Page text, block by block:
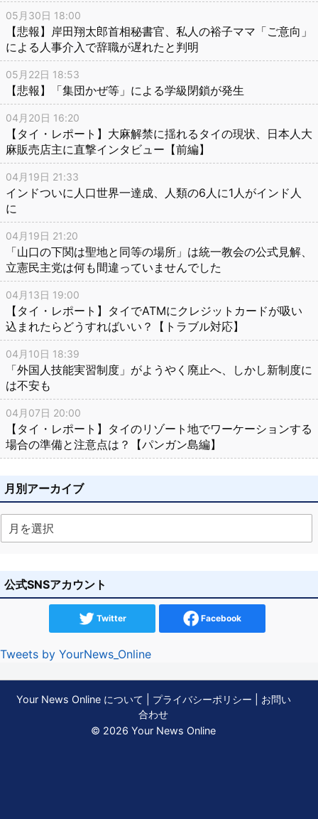
05月30日 18:00
【悲報】岸田翔太郎首相秘書官、私人の裕子ママ「ご意向」
による人事介入で辞職が遅れたと判明
05月22日 18:53
【悲報】「集団かぜ等」による学級閉鎖が発生
04月20日 16:20
【タイ・レポート】大麻解禁に揺れるタイの現状、日本人大
麻販売店主に直撃インタビュー【前編】
04月19日 21:33
インドついに人口世界一達成、人類の6人に1人がインド人
に
04月19日 21:20
「山口の下関は聖地と同等の場所」は統一教会の公式見解、
立憲民主党は何も間違っていませんでした
04月13日 19:00
【タイ・レポート】タイでATMにクレジットカードが吸い
込まれたらどうすればいい？【トラブル対応】
04月10日 18:39
「外国人技能実習制度」がようやく廃止へ、しかし新制度に
は不安も
04月07日 20:00
【タイ・レポート】タイのリゾート地でワーケーションする
場合の準備と注意点は？【パンガン島編】
月別アーカイブ
公式SNSアカウント
Twitter Facebook
Tweets by YourNews_Online
Your News Online について プライバシーポリシー
お問い
合わせ
© 2026 Your News Online